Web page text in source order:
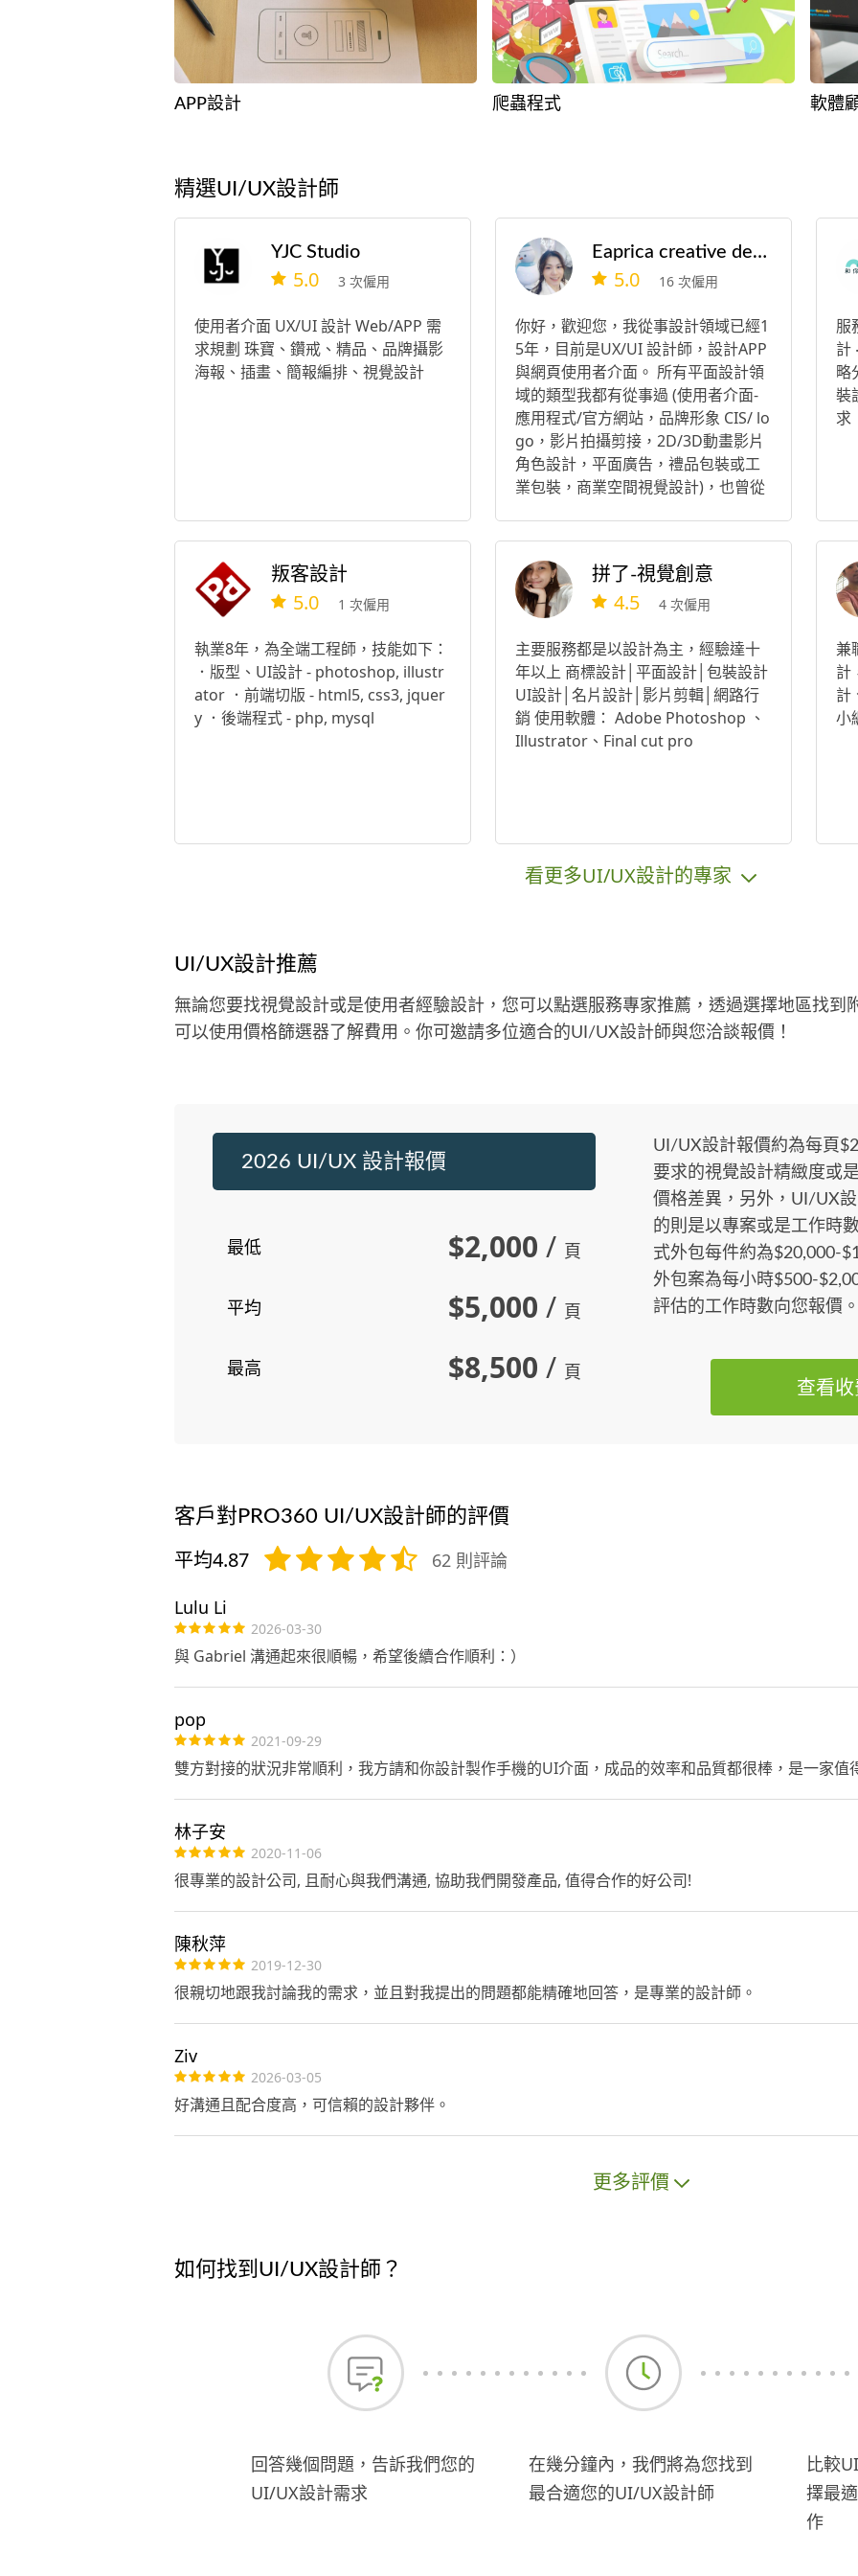
APP設計 爬蟲程式 軟體
精選UI/UX設計師
YJC Studio
5.0 3 次僱用
使用者介面 UX/UI 設計 Web/APP 需
求規劃 珠寶、鑽戒、精品、品牌攝影
海報、插畫、簡報編排、視覺設計
Eaprica creative design
5.0 16 次僱用
你好，歡迎您，我從事設計領域已經1
5年，目前是UX/UI 設計師，設計APP
與網頁使用者介面。 所有平面設計領
域的類型我都有從事過 (使用者介面-
應用程式/官方網站，品牌形象 CIS/ lo
go，影片拍攝剪接，2D/3D動畫影片
角色設計，平面廣告，禮品包裝或工
業包裝，商業空間視覺設計)，也曾從
洽詢需求而留言給我，煩請提供案件
預算，未提供預算或預算未達需求標
準者，恕不回覆，敬請見諒，謝謝。
服
計
略
裝
求
叛客設計
5.0 1 次僱用
執業8年，為全端工程師，技能如下：
．版型、UI設計 - photoshop, illustr
ator ．前端切版 - html5, css3, jquer
y ．後端程式 - php, mysql
拼了-視覺創意
4.5 4 次僱用
主要服務都是以設計為主，經驗達十
年以上 商標設計│平面設計│包裝設計
UI設計│名片設計│影片剪輯│網路行
銷 使用軟體： Adobe Photoshop 、
Illustrator、Final cut pro
兼
計
計
小
看更多UI/UX設計的專家
UI/UX設計推薦
無論您要找視覺設計或是使用者經驗設計，您可以點選服務專家推薦，透過選擇地區找到
可以使用價格篩選器了解費用。你可邀請多位適合的UI/UX設計師與您洽談報價！
2026 UI/UX 設計報價
最低 $2,000 / 頁
平均 $5,000 / 頁
最高 $8,500 / 頁
UI/UX設計報價約為每頁
要求的視覺設計精緻度或
價格差異，另外，UI/UX
的則是以專案或是工作時
式外包每件約為$20,000-
外包案為每小時$500-
評估的工作時數向您報價。
查看
客戶對PRO360 UI/UX設計師的評價
平均4.87 62 則評論
Lulu Li
2026-03-30
與 Gabriel 溝通起來很順暢，希望後續合作順利：）
pop
2021-09-29
雙方對接的狀況非常順利，我方請和你設計製作手機的UI介面，成品的效率和品質都很棒，是一家值
林子安
2020-11-06
很專業的設計公司, 且耐心與我們溝通, 協助我們開發產品, 值得合作的好公司!
陳秋萍
2019-12-30
很親切地跟我討論我的需求，並且對我提出的問題都能精確地回答，是專業的設計師。
Ziv
2026-03-05
好溝通且配合度高，可信賴的設計夥伴。
更多評價
如何找到UI/UX設計師？
回答幾個問題，告訴我們您的
UI/UX設計需求
在幾分鐘內，我們將為您找到
最合適您的UI/UX設計師
比較
擇最
作